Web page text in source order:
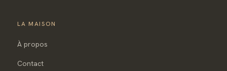
LA MAISON
À propos
Contact